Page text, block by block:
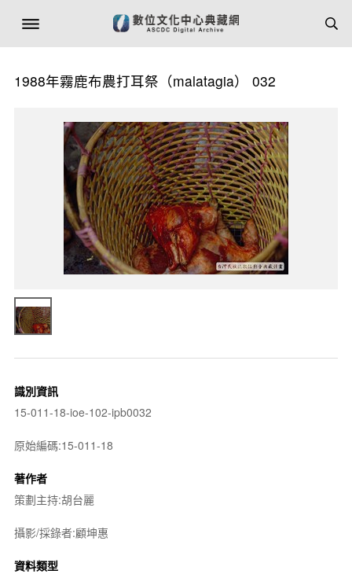
1988年霧鹿布農打耳祭（malatagia） 032
識別資訊
15-011-18-ioe-102-ipb0032
原始編碼:15-011-18
著作者
策劃主持:胡台麗
攝影/採錄者:顧坤惠
資料類型